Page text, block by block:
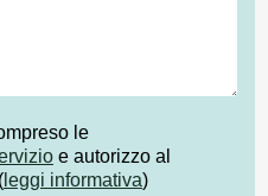
le
e autorizzo al
leggi informativa)